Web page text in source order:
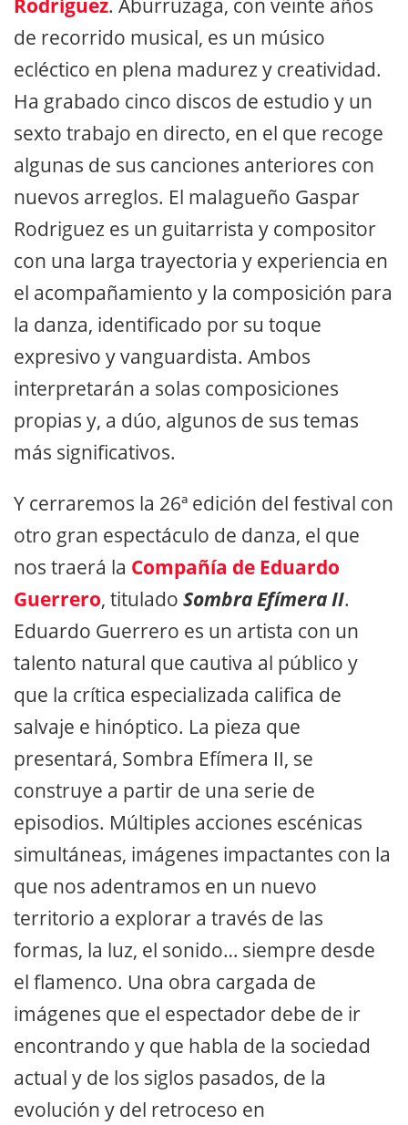
Rodríguez. Aburruzaga, con veinte años
de recorrido musical, es un músico
ecléctico en plena madurez y creatividad.
Ha grabado cinco discos de estudio y un
sexto trabajo en directo, en el que recoge
algunas de sus canciones anteriores con
nuevos arreglos. El malagueño Gaspar
Rodriguez es un guitarrista y compositor
con una larga trayectoria y experiencia en
el acompañamiento y la composición para
la danza, identificado por su toque
expresivo y vanguardista. Ambos
interpretarán a solas composiciones
propias y, a dúo, algunos de sus temas
más significativos.
Y cerraremos la 26ª edición del festival con
otro gran espectáculo de danza, el que
nos traerá la Compañía de Eduardo
Guerrero, titulado Sombra Efímera II.
Eduardo Guerrero es un artista con un
talento natural que cautiva al público y
que la crítica especializada califica de
salvaje e hinóptico. La pieza que
presentará, Sombra Efímera II, se
construye a partir de una serie de
episodios. Múltiples acciones escénicas
simultáneas, imágenes impactantes con la
que nos adentramos en un nuevo
territorio a explorar a través de las
formas, la luz, el sonido… siempre desde
el flamenco. Una obra cargada de
imágenes que el espectador debe de ir
encontrando y que habla de la sociedad
actual y de los siglos pasados, de la
evolución y del retroceso en